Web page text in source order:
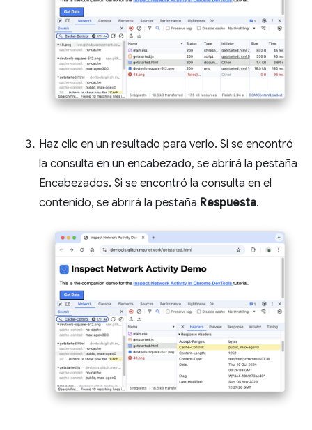
Haz clic en un resultado para verlo. Si se encontró
la consulta en un encabezado, se abrirá la pestaña
Encabezados. Si se encontró la consulta en el
contenido, se abrirá la pestaña Respuesta.